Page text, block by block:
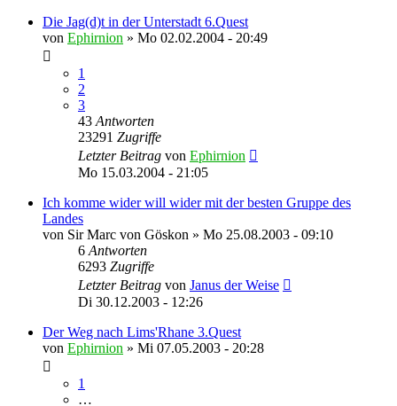
Die Jag(d)t in der Unterstadt 6.Quest
von Ephirnion » Mo 02.02.2004 - 20:49
1
2
3
43 Antworten
23291 Zugriffe
Letzter Beitrag von Ephirnion
Mo 15.03.2004 - 21:05
Ich komme wider will wider mit der besten Gruppe des
Landes
von Sir Marc von Göskon » Mo 25.08.2003 - 09:10
6 Antworten
6293 Zugriffe
Letzter Beitrag von Janus der Weise
Di 30.12.2003 - 12:26
Der Weg nach Lims'Rhane 3.Quest
von Ephirnion » Mi 07.05.2003 - 20:28
1
…